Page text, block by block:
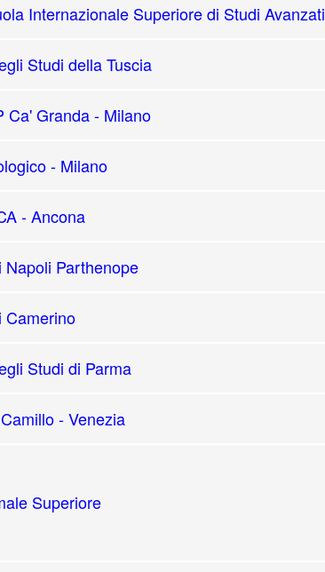
Internazionale Superiore di Studi Avanzati
Studi della Tuscia
Ca' Granda - Milano
- Milano
- Ancona
Napoli Parthenope
Camerino
Studi di Parma
- Venezia
Superiore